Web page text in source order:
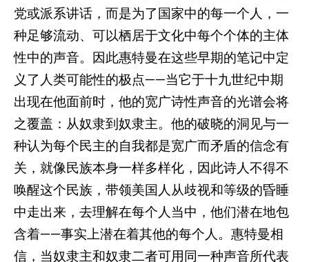
党或派系讲话，而是为了国家中的每一个人，一
种足够流动、可以栖居于文化中每个个体的主体
性中的声音。因此惠特曼在这些早期的笔记中定
义了人类可能性的极点——当它于十九世纪中期
出现在他面前时，他的宽广诗性声音的光谱会将
之覆盖：从奴隶到奴隶主。他的破晓的洞见与一
种认为每个民主的自我都是宽广而矛盾的信念有
关，就像民族本身一样多样化，因此诗人不得不
唤醒这个民族，带领美国人从歧视和等级的昏睡
中走出来，去理解在每个人当中，他们潜在地包
含着——事实上潜在着其他的每个人。惠特曼相
信，当奴隶主和奴隶二者可用同一种声音所代表